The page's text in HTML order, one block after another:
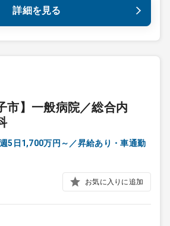
詳細を見る
市】一般病院／総合内
5日1,700万円～／昇給あり・車通勤
お気に入りに追加